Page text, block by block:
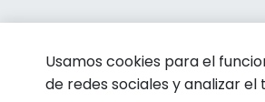
Usamos cookies para el
de redes sociales y analizar el